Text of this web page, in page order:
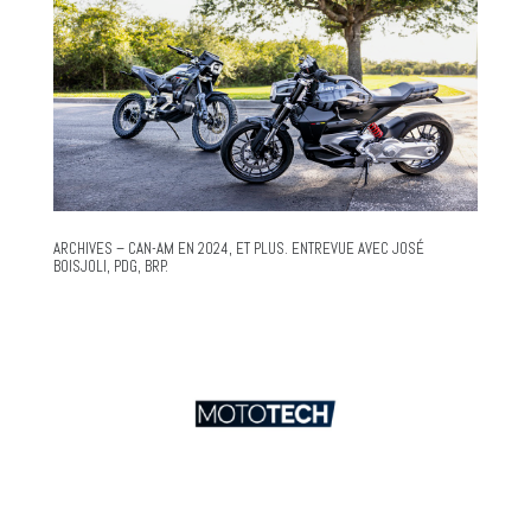
ARCHIVES – CAN-AM EN 2024, ET PLUS. ENTREVUE AVEC JOSÉ
BOISJOLI, PDG, BRP.